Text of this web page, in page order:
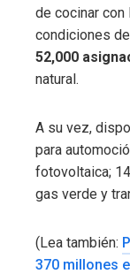
de cocinar con
condiciones
52,000
natural.
A su vez,
para
fotovoltaica;
gas verde y
(Lea también:
370 millones